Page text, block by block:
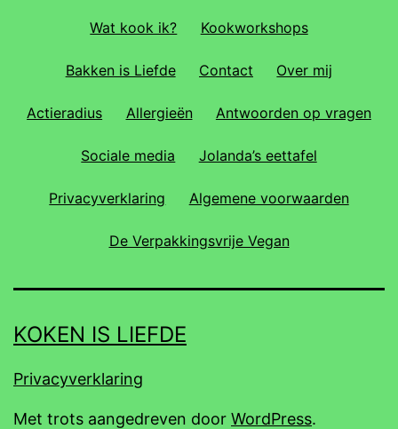
Wat kook ik? Kookworkshops
Bakken is Liefde Contact Over mij
Actieradius Allergieën Antwoorden op vragen
Sociale media Jolanda’s eettafel
Privacyverklaring Algemene voorwaarden
De Verpakkingsvrije Vegan
KOKEN IS LIEFDE
Privacyverklaring
Met trots aangedreven door WordPress.